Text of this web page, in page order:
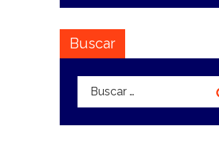
Buscar
Buscar: